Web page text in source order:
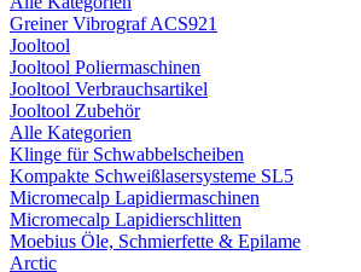
Greiner Vibrograf ACS921
Jooltool
Jooltool Poliermaschinen
Jooltool Verbrauchsartikel
Jooltool Zubehör
Alle Kategorien
Klinge für Schwabbelscheiben
Kompakte Schweißlasersysteme SL5
Micromecalp Lapidiermaschinen
Micromecalp Lapidierschlitten
Moebius Öle, Schmierfette & Epilame
Arctic